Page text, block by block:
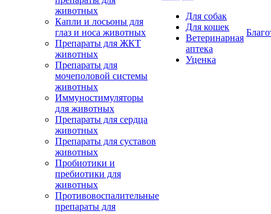
животных
Капли и лосьоны для
глаз и носа животных
Препараты для ЖКТ
животных
Препараты для
мочеполовой системы
животных
Иммуностимуляторы
для животных
Препараты для сердца
животных
Препараты для суставов
животных
Пробиотики и
пребиотики для
животных
Противовоспалительные
препараты для
Для собак
Для кошек
Ветеринарная
аптека
Уценка